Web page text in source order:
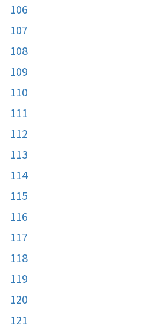
106
107
108
109
110
111
112
113
114
115
116
117
118
119
120
121